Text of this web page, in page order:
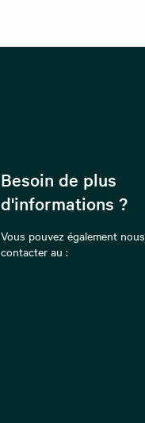
Besoin de plus
d'informations ?
Vous pouvez également nous
contacter au :